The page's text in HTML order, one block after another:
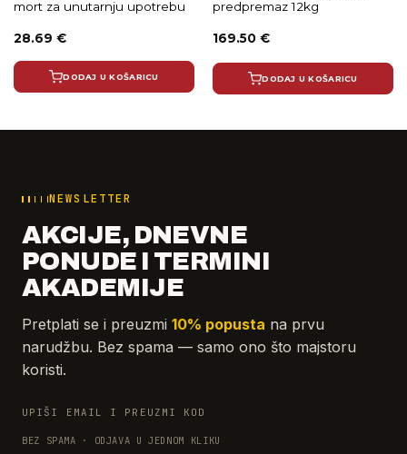
mort za unutarnju upotrebu
28.69 €
DODAJ U KOŠARICU
predpremaz 12kg
169.50 €
DODAJ U KOŠARICU
NEWSLETTER
AKCIJE, DNEVNE
PONUDE I TERMINI
AKADEMIJE
Pretplati se i preuzmi 10% popusta na prvu
narudžbu. Bez spama — samo ono što majstoru
koristi.
UPIŠI EMAIL I PREUZMI KOD
BEZ SPAMA · ODJAVA U JEDNOM KLIKU